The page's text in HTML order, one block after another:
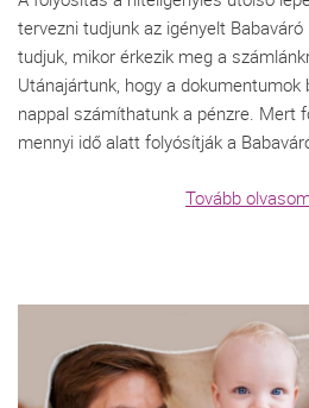
tervezni tudjunk az igényelt
tudjuk, mikor érkezik meg a
Utánajártunk, hogy a dokumentumok
nappal számíthatunk a pénzre. Mert
mennyi idő alatt folyósítják a
Tovább